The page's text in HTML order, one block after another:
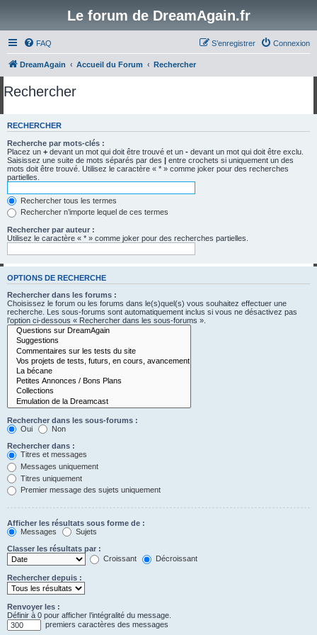
Le forum de DreamAgain.fr
FAQ Connexion
S’enregistrer
DreamAgain Accueil du Forum Rechercher
Rechercher
RECHERCHER
Recherche par mots-clés :
Placez un + devant un mot qui doit être trouvé et un - devant un mot qui doit être exclu.
Saisissez une suite de mots séparés par des | entre crochets si uniquement un des
mots doit être trouvé. Utilisez le caractère « * » comme joker pour des recherches
partielles.
Rechercher tous les termes
Rechercher n’importe lequel de ces termes
Rechercher par auteur :
Utilisez le caractère « * » comme joker pour des recherches partielles.
OPTIONS DE RECHERCHE
Rechercher dans les forums :
Choisissez le forum ou les forums dans le(s)quel(s) vous souhaitez effectuer une
recherche. Les sous-forums sont automatiquement inclus si vous ne désactivez pas
l’option ci-dessous « Rechercher dans les sous-forums ».
Rechercher dans les sous-forums :
Oui
Non
Rechercher dans :
Titres et messages
Messages uniquement
Titres uniquement
Premier message des sujets uniquement
Afficher les résultats sous forme de :
Messages
Sujets
Classer les résultats par :
Croissant
Décroissant
Rechercher depuis :
Renvoyer les :
Définir à 0 pour afficher l’intégralité du message.
premiers caractères des messages